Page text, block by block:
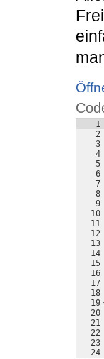
1
2
3
4
5
6
7
8
9
10
11
12
13
14
15
16
17
18
19
20
21
22
23
24